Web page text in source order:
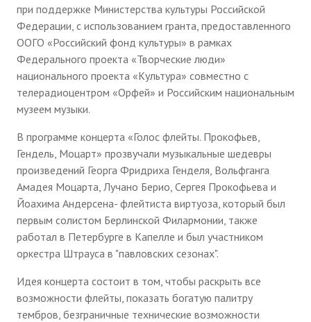
при поддержке Министерства культуры Российской
Федерации, с использованием гранта, предоставленного
ООГО «Российский фонд культуры» в рамках
Федерального проекта «Творческие люди»
национального проекта «Культура» совместно с
телерадиоцентром «Орфей» и Российским национальным
музеем музыки.
В программе концерта «Голос флейты. Прокофьев,
Гендель, Моцарт» прозвучали музыкальные шедевры
произведений Георга Фридриха Генделя, Вольфганга
Амадея Моцарта, Лучано Берио, Сергея Прокофьева и
Йоахима Андерсена- флейтиста виртуоза, который был
первым солистом Берлинской Филармонии, также
работал в Петербурге в Капелле и был участником
оркестра Штрауса в "павловских сезонах".
Идея концерта состоит в том, чтобы раскрыть все
возможности флейты, показать богатую палитру
тембров, безграничные технические возможности